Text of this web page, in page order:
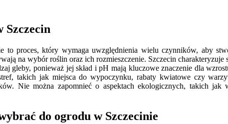
Szczecin
to proces, który wymaga uwzględnienia wielu czynników, aby
na wybór roślin oraz ich rozmieszczenie. Szczecin
gleby, ponieważ jej skład i pH mają kluczowe znaczenie dla
takich jak miejsca do wypoczynku, rabaty kwiatowe czy
Nie można zapomnieć o aspektach ekologicznych, takich jak
do ogrodu w Szczecinie